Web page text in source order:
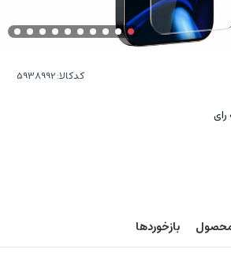
کدکالا:
رای
بازخوردها